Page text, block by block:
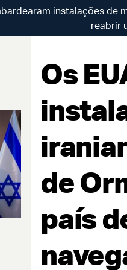
instalações de
reabrir
Os
de
país